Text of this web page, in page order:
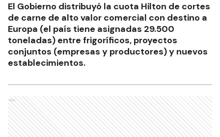
El Gobierno distribuyó la cuota Hilton de cortes
de carne de alto valor comercial con destino a
Europa (el país tiene asignadas 29.500
toneladas) entre frigoríficos, proyectos
conjuntos (empresas y productores) y nuevos
establecimientos.
Ads